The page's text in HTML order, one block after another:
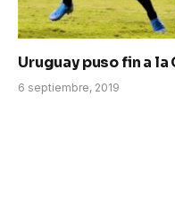
Uruguay puso fin a
6 septiembre, 2019